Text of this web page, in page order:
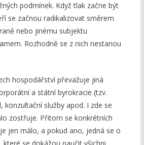
podmínek. Když tlak začne být
se začnou radikalizovat směrem
nebo jinému subjektu
Rozhodně se z nich nestanou
hospodářství převažuje jiná
a státní byrokracie (tzv.
konzultační služby apod. I zde se
zostřuje. Přitom se konkrétních
jen málo, a pokud ano, jedná se o